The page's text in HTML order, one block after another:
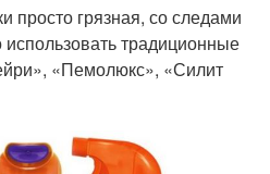
просто грязная, со следами
традиционные
«Пемолюкс», «Силит